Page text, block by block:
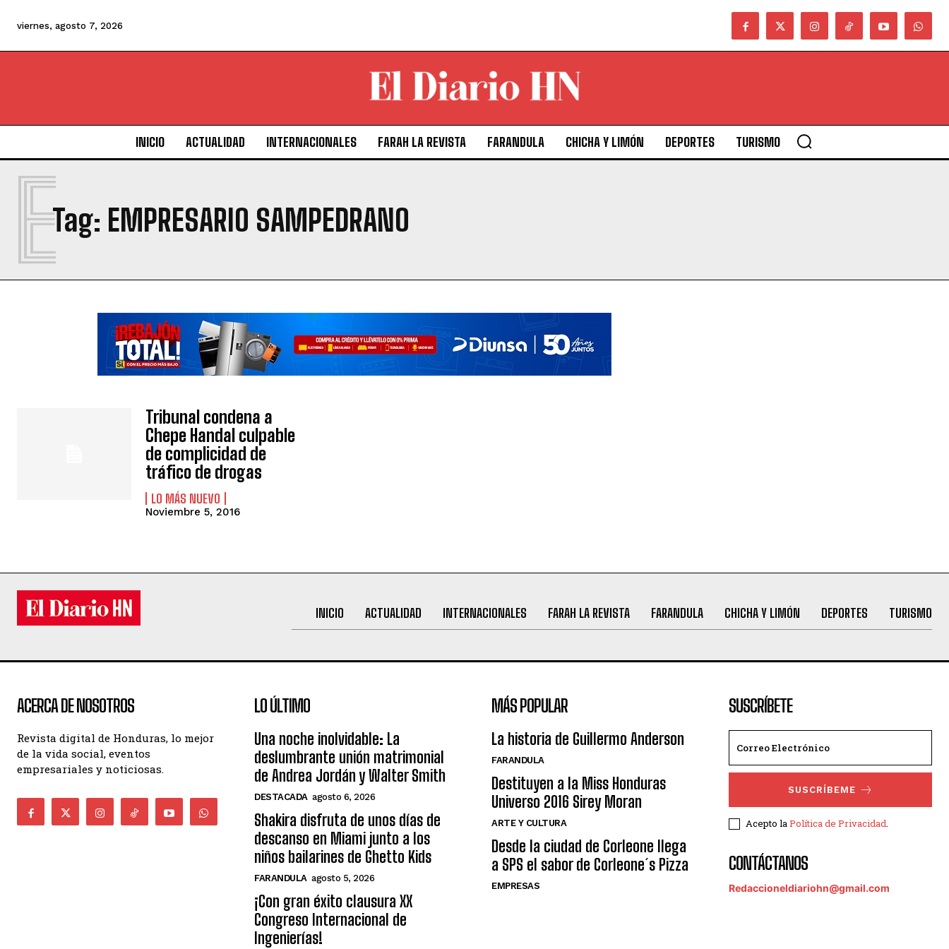
viernes, agosto 7, 2026
INICIO ACTUALIDAD INTERNACIONALES FARAH LA REVISTA FARANDULA CHICHA Y LIMÓN DEPORTES TURISMO
Tag: EMPRESARIO SAMPEDRANO
E
Tribunal condena a
Chepe Handal culpable
de complicidad de
tráfico de drogas
LO MÁS NUEVO
Noviembre 5, 2016
INICIO ACTUALIDAD INTERNACIONALES FARAH LA REVISTA FARANDULA CHICHA Y LIMÓN DEPORTES TURISMO
ACERCA DE NOSOTROS
Revista digital de Honduras, lo mejor
de la vida social, eventos
empresariales y noticiosas.
LO ÚLTIMO
Una noche inolvidable: La
deslumbrante unión matrimonial
de Andrea Jordán y Walter Smith
DESTACADA agosto 6, 2026
Shakira disfruta de unos días de
descanso en Miami junto a los
niños bailarines de Ghetto Kids
FARANDULA agosto 5, 2026
¡Con gran éxito clausura XX
Congreso Internacional de
Ingenierías!
MÁS POPULAR
La historia de Guillermo Anderson
FARANDULA
Destituyen a la Miss Honduras
Universo 2016 Sirey Moran
ARTE Y CULTURA
Desde la ciudad de Corleone llega
a SPS el sabor de Corleone´s Pizza
EMPRESAS
SUSCRÍBETE
SUSCRÍBEME
Acepto laPolítica de Privacidad.
CONTÁCTANOS
Redaccioneldiariohn@gmail.com